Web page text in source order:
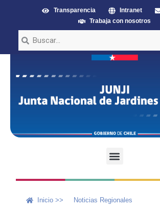
Transparencia Intranet
Trabaja con nosotros
Inicio >> Noticias Regionales